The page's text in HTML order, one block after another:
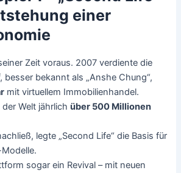
einer
Zeit voraus. 2007 verdiente die
besser bekannt als „Anshe Chung“,
mit virtuellem Immobilienhandel.
der Welt jährlichüber 500 Millionen
legte „Second Life“ die Basis für
sogar ein Revival – mit neuen